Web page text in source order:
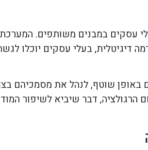
עסקים במבנים משותפים.
דיגיטלית, בעלי עסקים יוכלו
שוטף, לנהל את מסמכיהם
הרגולציה, דבר שיביא לשיפור